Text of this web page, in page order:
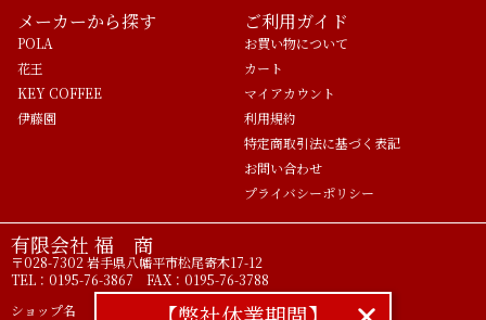
メーカーから探す
POLA
花王
KEY COFFEE
伊藤園
ご利用ガイド
お買い物について
カート
マイアカウント
利用規約
特定商取引法に基づく表記
お問い合わせ
プライバシーポリシー
有限会社 福 商
〒028-7302 岩手県八幡平市松尾寄木17-12
TEL：0195-76-3867 FAX：0195-76-3788
ショップ名 ライフアメニティ POLA正規代理店